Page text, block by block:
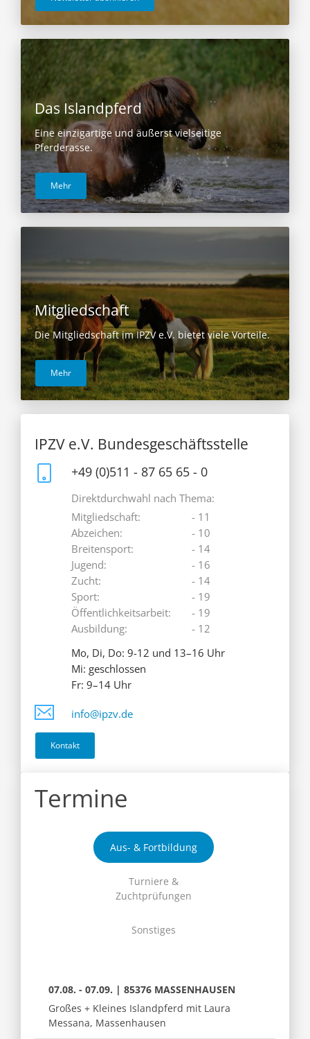
Das Islandpferd
Eine einzigartige und äußerst vielseitige
Pferderasse.
Mehr
Mitgliedschaft
Die Mitgliedschaft im IPZV e.V. bietet viele Vorteile.
Mehr
IPZV e.V. Bundesgeschäftsstelle
+49 (0)511 - 87 65 65 - 0
Direktdurchwahl nach Thema:
Mitgliedschaft:
Abzeichen:
Breitensport:
Jugend:
Zucht:
Sport:
Öffentlichkeitsarbeit:
Ausbildung:
- 11
- 10
- 14
- 16
- 14
- 19
- 19
- 12
Mo, Di, Do: 9-12 und 13–16 Uhr
Mi: geschlossen
Fr: 9–14 Uhr
info@ipzv.de
Kontakt
Termine
Aus- & Fortbildung
Turniere &
Zuchtprüfungen
Sonstiges
07.08. - 07.09. | 85376 MASSENHAUSEN
Großes + Kleines Islandpferd mit Laura
Messana, Massenhausen